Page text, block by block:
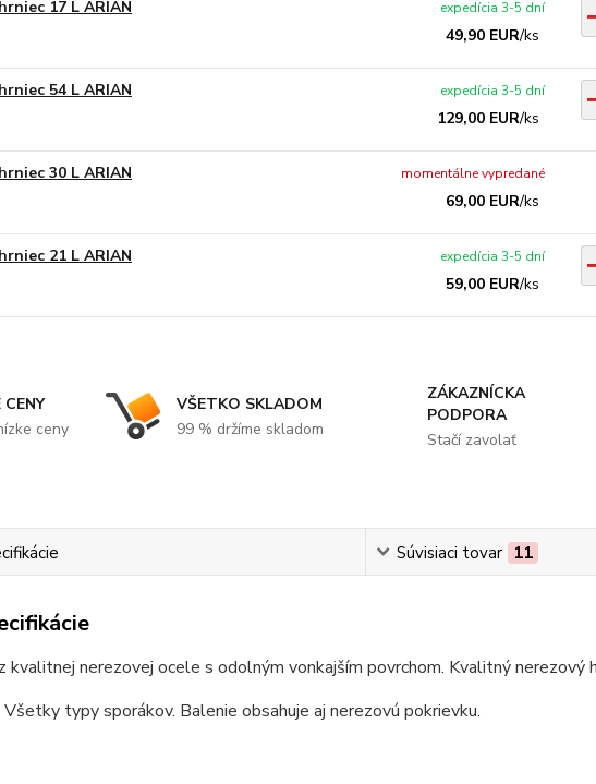
17 L ARIAN
49,90 EUR/ks
expedícia 3-5 dní
54 L ARIAN
129,00 EUR/ks
expedícia 3-5 dní
30 L ARIAN
69,00 EUR/ks
momentálne vypredané
21 L ARIAN
59,00 EUR/ks
expedícia 3-5 dní
ceny
VŠETKO SKLADOM
99 % držíme skladom
ZÁKAZNÍCKA
PODPORA
Stačí zavolať
Súvisiaci tovar 11
kvalitnej nerezovej ocele s odolným vonkajším povrchom. Kvalitný nerezový
Všetky typy sporákov. Balenie obsahuje aj nerezovú pokrievku.